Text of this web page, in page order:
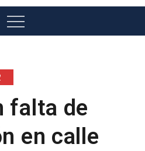
Menu
falta de
en calle